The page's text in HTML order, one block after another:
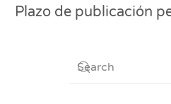
Plazo de publicación